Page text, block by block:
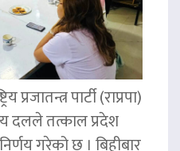
प्रजातन्त्र पार्टी (राप्रपा)
दलले तत्काल प्रदेश
गरेको छ । बिहीबार